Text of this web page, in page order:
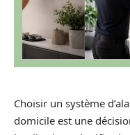
Choisir un système
domicile est une